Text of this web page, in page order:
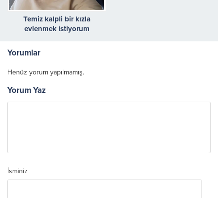
Temiz kalpli bir kızla
evlenmek istiyorum
Yorumlar
Henüz yorum yapılmamış.
Yorum Yaz
İsminiz